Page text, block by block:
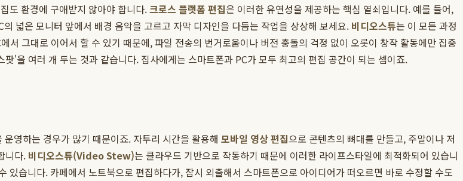
도 환경에 구애받지 않아야 합니다.크로스 플랫폼 편집은 이러한 유연성을 제공하는 핵심 열쇠입니다. 예를 들어,
넓은 모니터 앞에서 배경 음악을 고르고 자막 디자인을 다듬는 작업을 상상해 보세요. 비디오스튜는 이 모든 과정
그대로 이어서 할 수 있기 때문에, 파일 전송의 번거로움이나 버전 충돌의 걱정 없이 오롯이 창작 활동에만 집중
'을 여러 개 두는 것과 같습니다. 집사에게는 스마트폰과 PC가 모두 최고의 편집 공간이 되는 셈이죠.
영하는 경우가 많기 때문이죠. 자투리 시간을 활용해 모바일 영상 편집으로 콘텐츠의 뼈대를 만들고, 주말이나 저
니다. 비디오스튜(Video Stew)는 클라우드 기반으로 작동하기 때문에 이러한 라이프스타일에 최적화되어 있습니
습니다. 카페에서 노트북으로 편집하다가, 잠시 외출해서 스마트폰으로 아이디어가 떠오르면 바로 수정할 수도